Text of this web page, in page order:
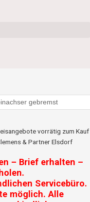
vorrätig zum Kauf
& Partner Elsdorf
– Brief erhalten –
Servicebüro.
möglich. Alle